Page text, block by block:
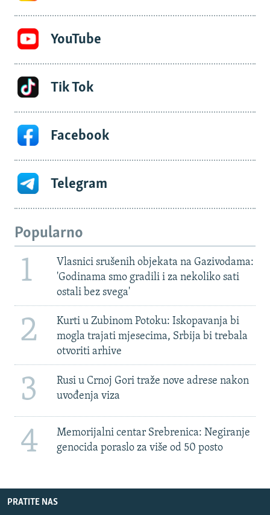
YouTube
Tik Tok
Facebook
Telegram
Popularno
1
Vlasnici srušenih objekata na Gazivodama:
'Godinama smo gradili i za nekoliko sati
ostali bez svega'
2
Kurti u Zubinom Potoku: Iskopavanja bi
mogla trajati mjesecima, Srbija bi trebala
otvoriti arhive
3
Rusi u Crnoj Gori traže nove adrese nakon
uvođenja viza
4
Memorijalni centar Srebrenica: Negiranje
genocida poraslo za više od 50 posto
PRATITE NAS